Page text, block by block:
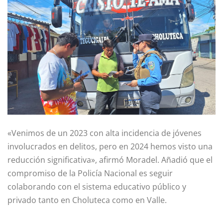
«Venimos de un 2023 con alta incidencia de jóvenes
involucrados en delitos, pero en 2024 hemos visto una
reducción significativa», afirmó Moradel. Añadió que el
compromiso de la Policía Nacional es seguir
colaborando con el sistema educativo público y
privado tanto en Choluteca como en Valle.